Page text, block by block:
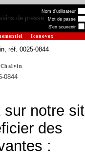
Nom d'utilisateur
Mot de passe
S'en souvenir
Iconovox
Chalvin
0844
notre
des
: